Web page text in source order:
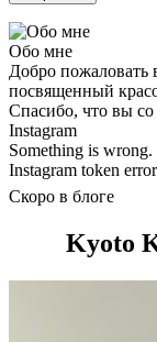
Обо мне
Добро пожаловать
посвященный
Спасибо, что вы
Instagram
Something is wrong.
Instagram token
Скоро в блоге
Kyoto